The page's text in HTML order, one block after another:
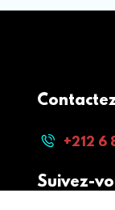
+212 6
Suivez-